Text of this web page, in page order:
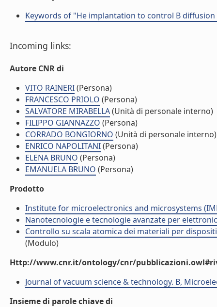
Keywords of "He implantation to control B
Incoming links:
Autore CNR di
VITO RAINERI(Persona)
FRANCESCO PRIOLO (Persona)
SALVATORE MIRABELLA(Unità di personale interno)
FILIPPO GIANNAZZO (Persona)
CORRADO BONGIORNO (Unità di personale interno)
ENRICO NAPOLITANI(Persona)
ELENA BRUNO (Persona)
EMANUELA BRUNO (Persona)
Prodotto
Institute for microelectronics and microsystems
Nanotecnologie e tecnologie avanzate per
Controllo su scala atomica dei materiali per
(Modulo)
Http://www.cnr.it/ontology/cnr/
Journal of vacuum science & technology. B,
Insieme di parole chiave di